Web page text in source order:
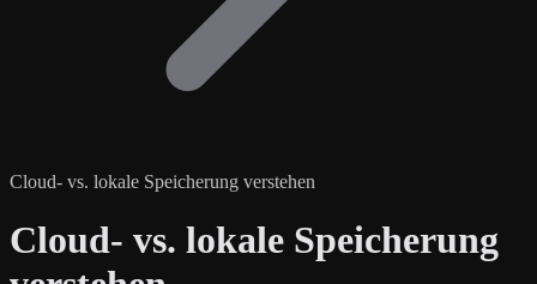
Cloud- vs. lokale Speicherung verstehen
Cloud- vs. lokale Speicherung